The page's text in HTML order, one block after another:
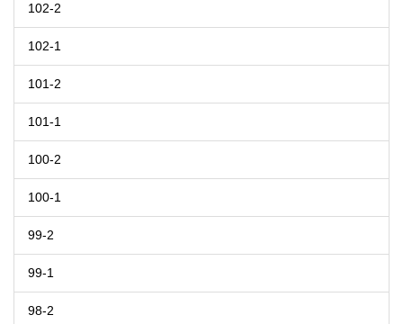
102-2
102-1
101-2
101-1
100-2
100-1
99-2
99-1
98-2